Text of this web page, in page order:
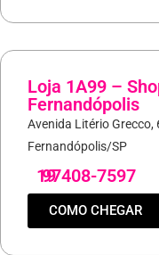
Loja 1A99 –
Fernandópolis
Avenida Litério Grecco,
Fernandópolis/SP
19
97408-7597
COMO CHEGAR